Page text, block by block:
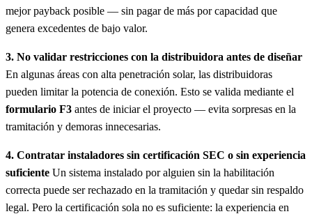
mejor payback posible — sin pagar de más por capacidad que
genera excedentes de bajo valor.
3. No validar restricciones con la distribuidora antes de diseñar
En algunas áreas con alta penetración solar, las distribuidoras
pueden limitar la potencia de conexión. Esto se valida mediante el
formulario F3 antes de iniciar el proyecto — evita sorpresas en la
tramitación y demoras innecesarias.
4. Contratar instaladores sin certificación SEC o sin experiencia
suficiente Un sistema instalado por alguien sin la habilitación
correcta puede ser rechazado en la tramitación y quedar sin respaldo
legal. Pero la certificación sola no es suficiente: la experiencia en